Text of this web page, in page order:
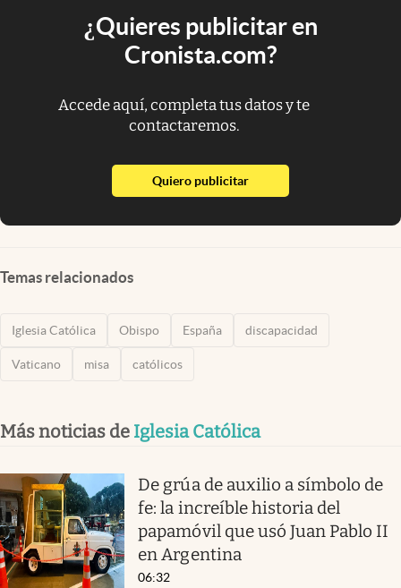
¿Quieres publicitar en
Cronista.com?
Accede aquí, completa tus datos y te
contactaremos.
Quiero publicitarabre en nueva pestaña
Temas relacionados
Iglesia Católica Obispo España discapacidad
Vaticano misa católicos
Más noticias de Iglesia Católica
De grúa de auxilio a símbolo de
fe: la increíble historia del
papamóvil que usó Juan Pablo II
en Argentina
06:32